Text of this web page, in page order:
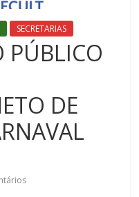
SECRETARIAS
PÚBLICO
DE